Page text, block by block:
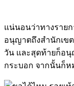
แน่นอนว่าทางราย
อนุญาตถึงสำนักเข
วัน และสุดท้ายก็อนุ
กระบอก จากนั้นก็ห